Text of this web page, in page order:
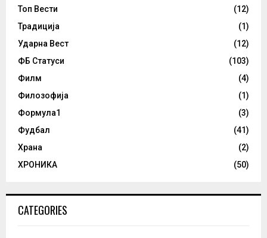
Топ Вести
(12)
Традиција
(1)
Ударна Вест
(12)
ФБ Статуси
(103)
Филм
(4)
Филозофија
(1)
Формула1
(3)
Фудбал
(41)
Храна
(2)
ХРОНИКА
(50)
CATEGORIES